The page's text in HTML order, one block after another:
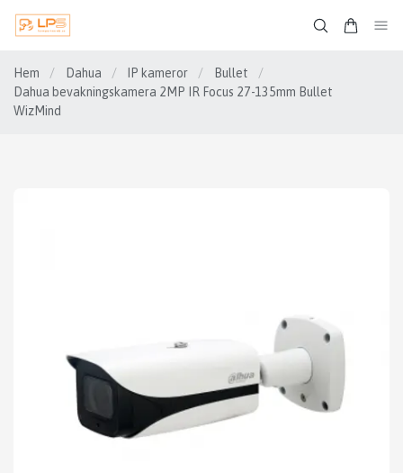
Hem / Dahua / IP kameror / Bullet
/
Dahua bevakningskamera 2MP IR Focus 27-135mm Bullet
WizMind